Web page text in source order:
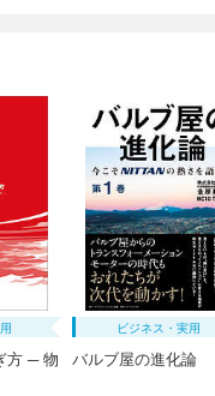
方 ─ 物
ビジネス・実用
バルブ屋の進化論